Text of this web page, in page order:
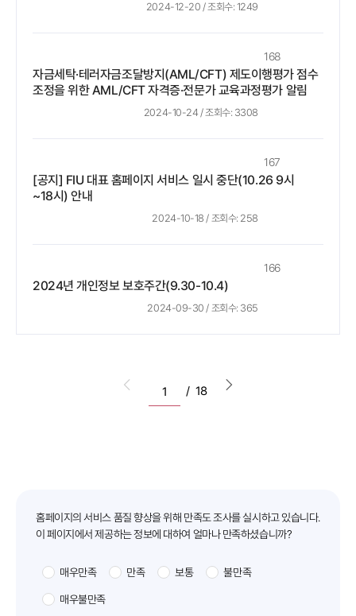
2024-12-20 / 조회수: 1249
168
자금세탁·테러자금조달방지(AML/CFT) 제도이행평가 점수
조정을 위한 AML/CFT 자격증·전문가 교육과정평가 알림
2024-10-24/ 조회수: 3308
167
[공지] FIU 대표 홈페이지 서비스 일시 중단(10.26 9시
~18시) 안내
2024-10-18 / 조회수: 258
166
2024년 개인정보 보호주간(9.30-10.4)
2024-09-30 / 조회수: 365
이전 목록으로 이동
/ 18
다음 목록으로 이동
홈페이지의 서비스 품질 향상을 위해 만족도 조사를 실시하고 있습니다.
이 페이지에서 제공하는 정보에 대하여 얼마나 만족하셨습니까?
매우만족 만족 보통 불만족
매우불만족